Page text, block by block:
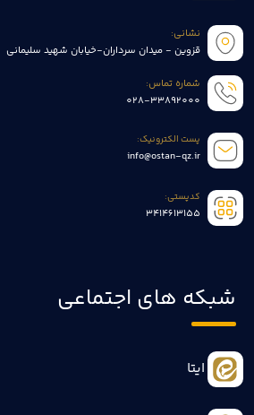
نشانی:
قزوین - میدان سرداران-خیابان شهید سلیمانی
شماره تماس:
028-33892000
پست الکترونیک:
info@ostan-qz.ir
کدپستی:
3414613155
شبکه های اجتماعی
ایتا